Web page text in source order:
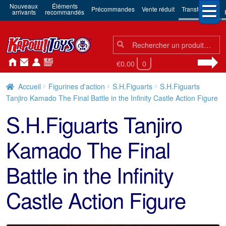
Nouveaux
arrivants
Éléments
recommandés Précommandes Vente réduit Transformers
Chercher:
Chercher
€0.00 0
Accueil Figurines d'action S.H.Figuarts
S.H.Figuarts
Tanjiro Kamado The Final Battle in the Infinity Castle Action Figure
S.H.Figuarts Tanjiro
Kamado The Final
Battle in the Infinity
Castle Action Figure